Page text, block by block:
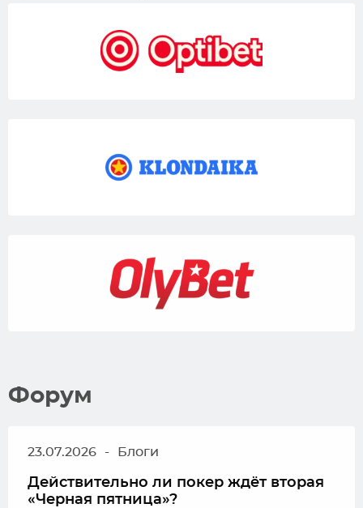
Форум
23.07.2026 - Блоги
Действительно ли покер ждёт вторая
«Черная пятница»?